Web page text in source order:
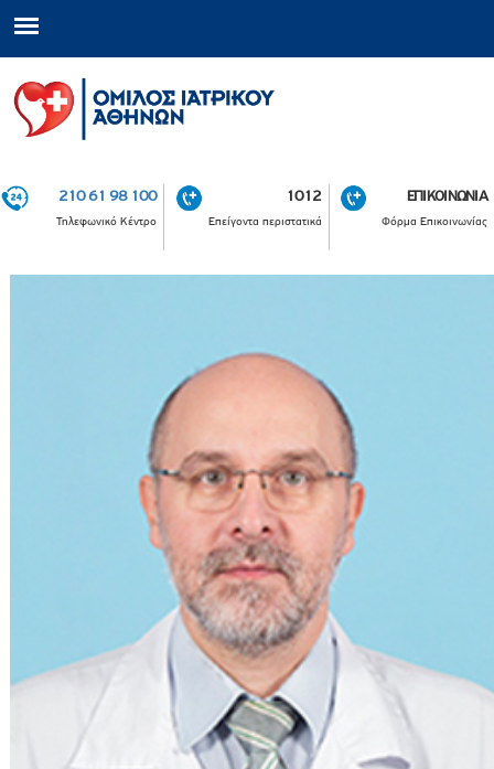
210 61 98 100
Τηλεφωνικό Κέντρο
1012
Επείγοντα περιστατικά
ΕΠΙΚΟΙΝΩΝΙΑ
Φόρμα Επικοινωνίας